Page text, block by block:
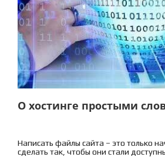
О хостинге простыми
Написать файлы сайта – это только
сделать так, чтобы они стали